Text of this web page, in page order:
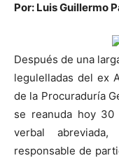
Por: Luis Guillermo
Después de una
legulelladas del ex
de la Procuraduría
se reanuda hoy
verbal
responsable de